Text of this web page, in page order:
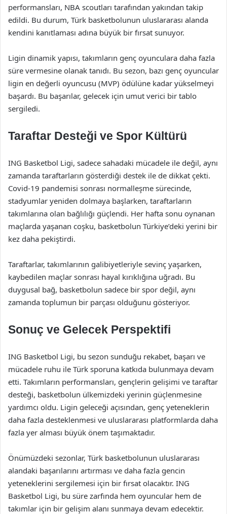
performansları, NBA scoutları tarafından yakından takip
edildi. Bu durum, Türk basketbolunun uluslararası alanda
kendini kanıtlaması adına büyük bir fırsat sunuyor.
Ligin dinamik yapısı, takımların genç oyunculara daha fazla
süre vermesine olanak tanıdı. Bu sezon, bazı genç oyuncular
ligin en değerli oyuncusu (MVP) ödülüne kadar yükselmeyi
başardı. Bu başarılar, gelecek için umut verici bir tablo
sergiledi.
Taraftar Desteği ve Spor Kültürü
ING Basketbol Ligi, sadece sahadaki mücadele ile değil, aynı
zamanda taraftarların gösterdiği destek ile de dikkat çekti.
Covid-19 pandemisi sonrası normalleşme sürecinde,
stadyumlar yeniden dolmaya başlarken, taraftarların
takımlarına olan bağlılığı güçlendi. Her hafta sonu oynanan
maçlarda yaşanan coşku, basketbolun Türkiye’deki yerini bir
kez daha pekiştirdi.
Taraftarlar, takımlarının galibiyetleriyle sevinç yaşarken,
kaybedilen maçlar sonrası hayal kırıklığına uğradı. Bu
duygusal bağ, basketbolun sadece bir spor değil, aynı
zamanda toplumun bir parçası olduğunu gösteriyor.
Sonuç ve Gelecek Perspektifi
ING Basketbol Ligi, bu sezon sunduğu rekabet, başarı ve
mücadele ruhu ile Türk sporuna katkıda bulunmaya devam
etti. Takımların performansları, gençlerin gelişimi ve taraftar
desteği, basketbolun ülkemizdeki yerinin güçlenmesine
yardımcı oldu. Ligin geleceği açısından, genç yeteneklerin
daha fazla desteklenmesi ve uluslararası platformlarda daha
fazla yer alması büyük önem taşımaktadır.
Önümüzdeki sezonlar, Türk basketbolunun uluslararası
alandaki başarılarını artırması ve daha fazla gencin
yeteneklerini sergilemesi için bir fırsat olacaktır. ING
Basketbol Ligi, bu süre zarfında hem oyuncular hem de
takımlar için bir gelişim alanı sunmaya devam edecektir.